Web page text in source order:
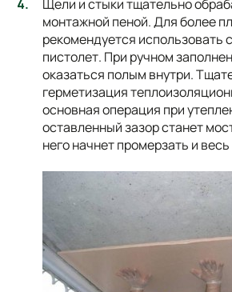
Щели и стыки тщательно
монтажной пеной. Для более
рекомендуется использовать
пистолет. При ручном
оказаться полым внутри.
герметизация
основная операция при
оставленный зазор станет
него начнет промерзать и весь